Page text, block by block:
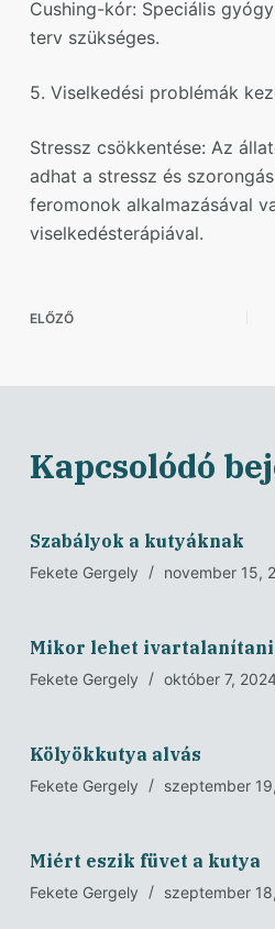
Cushing-kór: Speciális
terv szükséges.
5. Viselkedési problémák
Stressz csökkentése: Az
adhat a stressz és
feromonok alkalmazásával
viselkedésterápiával.
ELŐZŐ
Kapcsolódó
Szabályok a kutyáknak
Fekete Gergely november 15,
Mikor lehet ivartalanítani
Fekete Gergely október 7,
Kölyökkutya alvás
Fekete Gergely szeptember
Miért eszik füvet a kutya
Fekete Gergely szeptember